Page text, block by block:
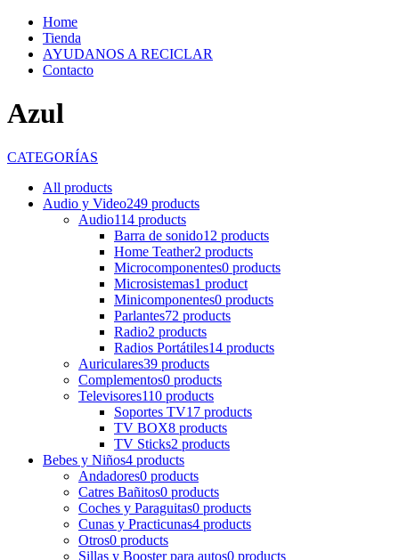
Home
Tienda
AYUDANOS A RECICLAR
Contacto
Azul
CATEGORÍAS
All products
Audio y Video249 products
Audio114 products
Barra de sonido12 products
Home Teather2 products
Microcomponentes0 products
Microsistemas1 product
Minicomponentes0 products
Parlantes72 products
Radio2 products
Radios Portátiles14 products
Auriculares39 products
Complementos0 products
Televisores110 products
Soportes TV17 products
TV BOX8 products
TV Sticks2 products
Bebes y Niños4 products
Andadores0 products
Catres Bañitos0 products
Coches y Paraguitas0 products
Cunas y Practicunas4 products
Otros0 products
Sillas y Booster para autos0 products